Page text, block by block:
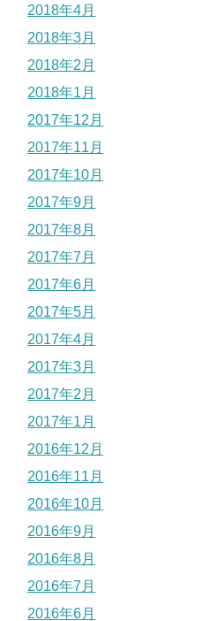
2018年4月
2018年3月
2018年2月
2018年1月
2017年12月
2017年11月
2017年10月
2017年9月
2017年8月
2017年7月
2017年6月
2017年5月
2017年4月
2017年3月
2017年2月
2017年1月
2016年12月
2016年11月
2016年10月
2016年9月
2016年8月
2016年7月
2016年6月